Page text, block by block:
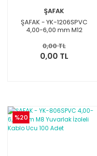
ŞAFAK
ŞAFAK - YK-1206SPVC
4,00-6,00 mm M12
50 Adet
0,00 TL
0,00 TL
%20